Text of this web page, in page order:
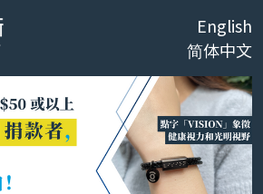
English
简体中文